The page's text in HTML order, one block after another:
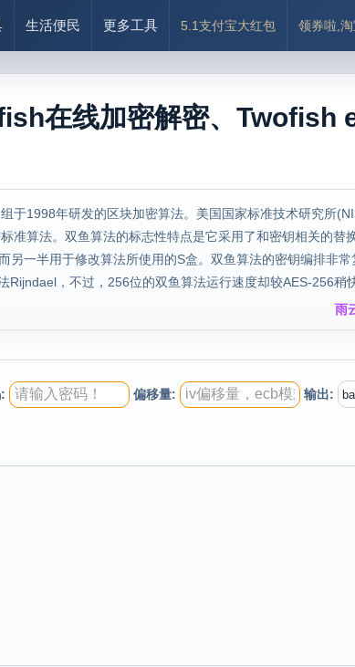
生活便民 更多工具 5.1支付宝大红包 领券啦,
在线加密解密、Twofish
于1998年研发的区块加密算法。美国国家标准技术研究所
准算法。双鱼算法的标志性特点是它采用了和密钥相关的替
另一半用于修改算法所使用的S盒。双鱼算法的密钥编排非
Rijndael，不过，256位的双鱼算法运行速度却较AES-256稍
雨
偏移量: 输出: